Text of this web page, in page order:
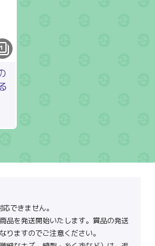
1
できません。
品を発送開始いたします。賞品の発送
りますのでご注意ください。